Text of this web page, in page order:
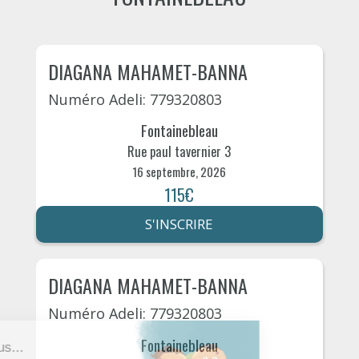
DIAGANA MAHAMET-BANNA
Numéro Adeli: 779320803
Fontainebleau
Rue paul tavernier 3
16 septembre, 2026
115€
S'INSCRIRE
DIAGANA MAHAMET-BANNA
Numéro Adeli: 779320803
Fontainebleau